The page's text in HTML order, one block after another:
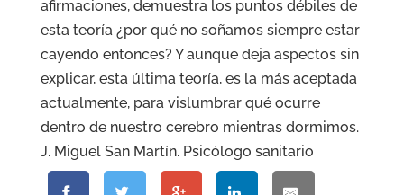
afirmaciones, demuestra los puntos débiles de
esta teoría ¿por qué no soñamos siempre estar
cayendo entonces? Y aunque deja aspectos sin
explicar, esta última teoría, es la más aceptada
actualmente, para vislumbrar qué ocurre
dentro de nuestro cerebro mientras dormimos.
J. Miguel San Martín. Psicólogo sanitario